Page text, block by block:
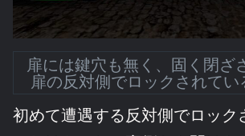
扉には鍵穴も無く、固く閉ざ
扉の反対側でロックされてい
初めて遭遇する反対側でロック